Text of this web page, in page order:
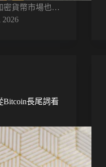
密貨幣市場也…
2026
長尾詞看